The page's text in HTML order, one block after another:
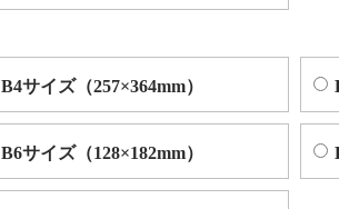
B4サイズ（257×364mm）
B6サイズ（128×182mm）